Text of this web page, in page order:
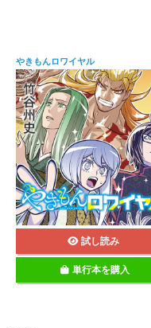
やきもんロワイヤル
試し読み
単行本を購入